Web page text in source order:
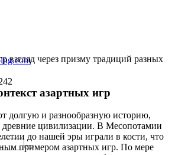
взгляд через призму традиций разных
азартных игр
долгую и разнообразную историю,
цивилизации. В Месопотамии
до нашей эры играли в кости, что
примером азартных игр. По мере